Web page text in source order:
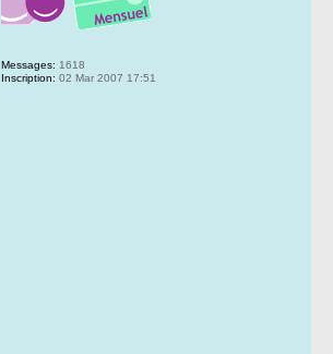
Messages: 1618
Inscription: 02 Mar 2007 17:51